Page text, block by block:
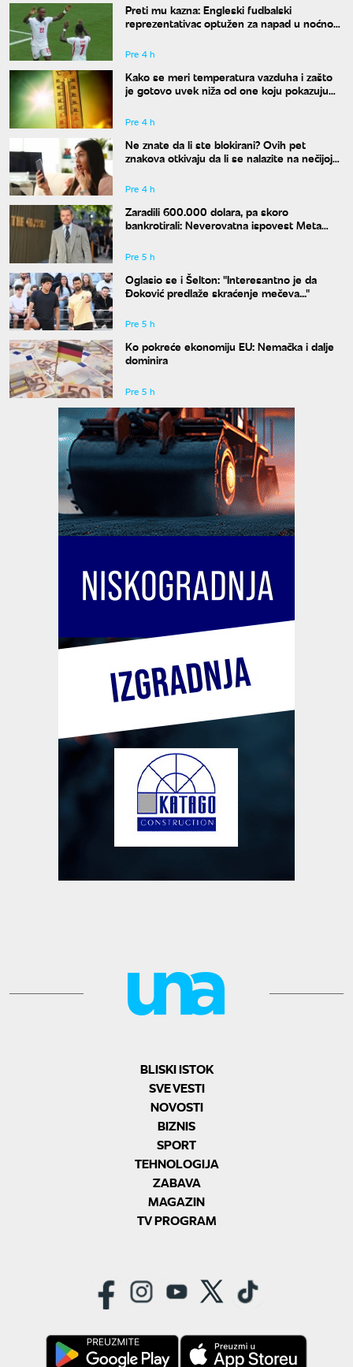
Preti mu kazna: Engleski fudbalski
reprezentativac optužen za napad u noćnom
Pre 4 h
Kako se meri temperatura vazduha i zašto
je gotovo uvek niža od one koju pokazuju
Pre 4 h
Ne znate da li ste blokirani? Ovih pet
znakova otkivaju da li se nalazite na nečijoj
Pre 4 h
Zaradili 600.000 dolara, pa skoro
bankrotirali: Neverovatna ispovest Meta
Pre 5 h
Oglasio se i Šelton: "Interesantno je da
Đoković predlaže skraćenje mečeva..."
Pre 5 h
Ko pokreće ekonomiju EU: Nemačka i dalje
dominira
Pre 5 h
BLISKI ISTOK
SVE VESTI
NOVOSTI
BIZNIS
SPORT
TEHNOLOGIJA
ZABAVA
MAGAZIN
TV PROGRAM